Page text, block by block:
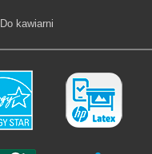
Fototapety
Do kawiarni